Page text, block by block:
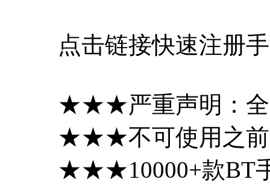
点击链接快速注册
★★★严重声明：全
★★★不可使用之前
★★★10000+款BT